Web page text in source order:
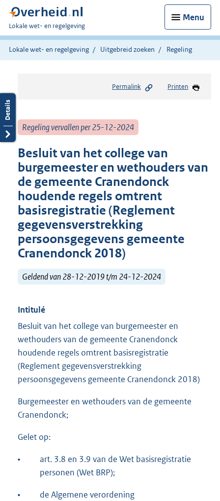
Menu
U
bent
hier:
Lokale wet- en regelgeving
Lokale wet- en regelgeving Uitgebreid zoeken Regeling
Permalink Printen
Regeling vervallen per 25-12-2024
Besluit van het college van
burgemeester en wethouders van
de gemeente Cranendonck
houdende regels omtrent
basisregistratie (Reglement
gegevensverstrekking
persoonsgegevens gemeente
Cranendonck 2018)
Geldend van 28-12-2019 t/m 24-12-2024
Intitulé
Besluit van het college van burgemeester en
wethouders van de gemeente Cranendonck
houdende regels omtrent basisregistratie
(Reglement gegevensverstrekking
persoonsgegevens gemeente Cranendonck 2018)
Burgemeester en wethouders van de gemeente
Cranendonck;
Gelet op:
•
art. 3.8 en 3.9 van de Wet basisregistratie
personen (Wet BRP);
•
de Algemene verordening